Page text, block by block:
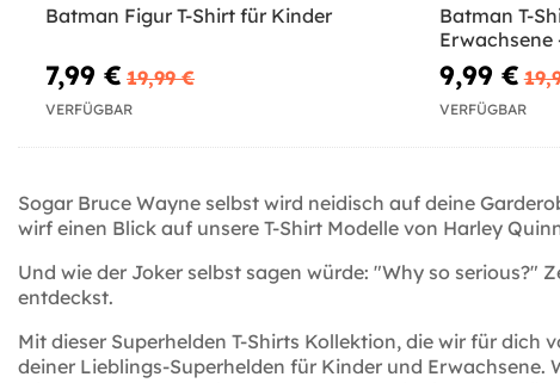
Batman Figur T-Shirt für Kinder
7,99 € 19,99 €
VERFÜGBAR
Batman T-
Erwachsene
9,99 €
VERFÜGBAR
Sogar Bruce Wayne selbst wird neidisch auf deine
wirf einen Blick auf unsere T-Shirt Modelle von Harley
Und wie der Joker selbst sagen würde: "Why so serious?"
entdeckst.
Mit dieser Superhelden T-Shirts Kollektion, die wir für dich
deiner Lieblings-Superhelden für Kinder und Erwachsene.